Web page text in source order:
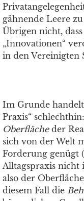
gähnende Leere
Übrigen nicht,
„Innovationen“
in den Vereinigten
Im Grunde
Praxis“
Oberflächeder
sich von der Welt
Forderung genügt
Alltagspraxis nicht
also der
diesem Fall die